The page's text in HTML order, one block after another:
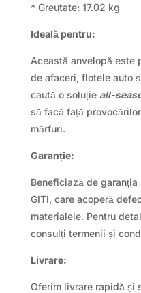
* Greutate: 17.02 kg
Ideală pentru:
Această anvelopă este
de afaceri, flotele auto
caută o soluție all-
să facă față
mărfuri.
Garanție:
Beneficiază de
GITI, care acoperă
materialele. Pentru
consulți termenii și
Livrare:
Oferim livrare rapidă și